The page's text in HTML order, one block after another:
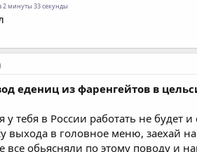
2 минуты 33 секунды
едениц из фаренгейтов в
у тебя в России работать не будет
выхода в головное меню, заехай
все обьясняли по этому поводу и